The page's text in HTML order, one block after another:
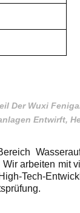
Der Wuxi
Entwirft,
arbeiten mit
Tech-